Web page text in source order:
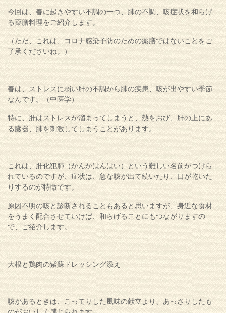
今回は、春に起きやすい不調の一つ、肺の不調、咳症状を和らげ
る薬膳料理をご紹介します。
（ただ、これは、コロナ感染予防のための薬膳ではないことをご
了承くださいね。）
春は、ストレスに弱い肝の不調から肺の疾患、咳が出やすい季節
なんです。（中医学）
特に、肝はストレスが溜まってしまうと、熱をおび、肝の上にあ
る臓器、肺を刺激してしまうことがあります。
これは、肝化犯肺（かんかはんはい）という難しい名前がつけら
れているのですが、症状は、急な咳が出て続いたり、口が乾いた
りするのが特徴です。
原因不明の咳と診断されることもあると思いますが、身近な食材
をうまく配合させていけば、和らげることにもつながりますの
で、ご紹介します。
大根と鶏肉の紫蘇ドレッシング添え
咳があるときは、こってりした風味の献立より、あっさりしたも